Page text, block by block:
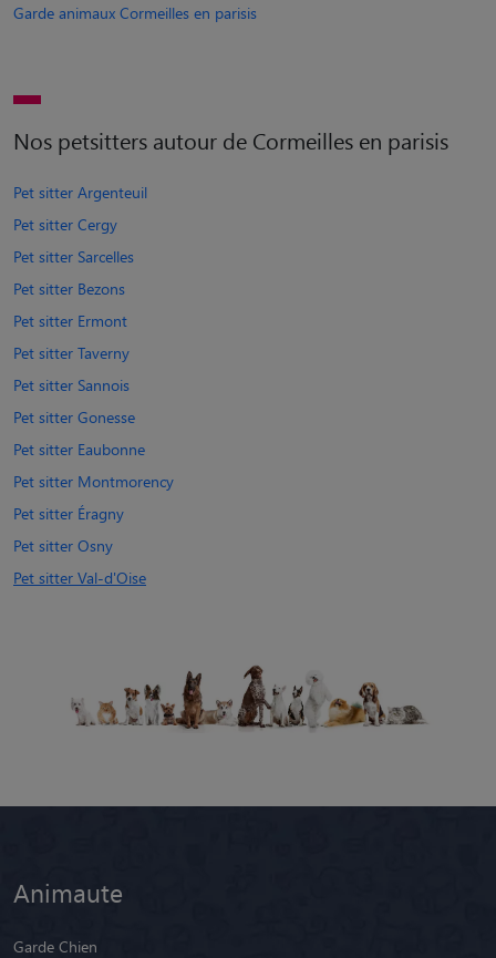
Garde animaux Cormeilles en parisis
Nos petsitters autour de Cormeilles en parisis
Pet sitter Argenteuil
Pet sitter Cergy
Pet sitter Sarcelles
Pet sitter Bezons
Pet sitter Ermont
Pet sitter Taverny
Pet sitter Sannois
Pet sitter Gonesse
Pet sitter Eaubonne
Pet sitter Montmorency
Pet sitter Éragny
Pet sitter Osny
Pet sitter Val-d'Oise
Animaute
Garde Chien